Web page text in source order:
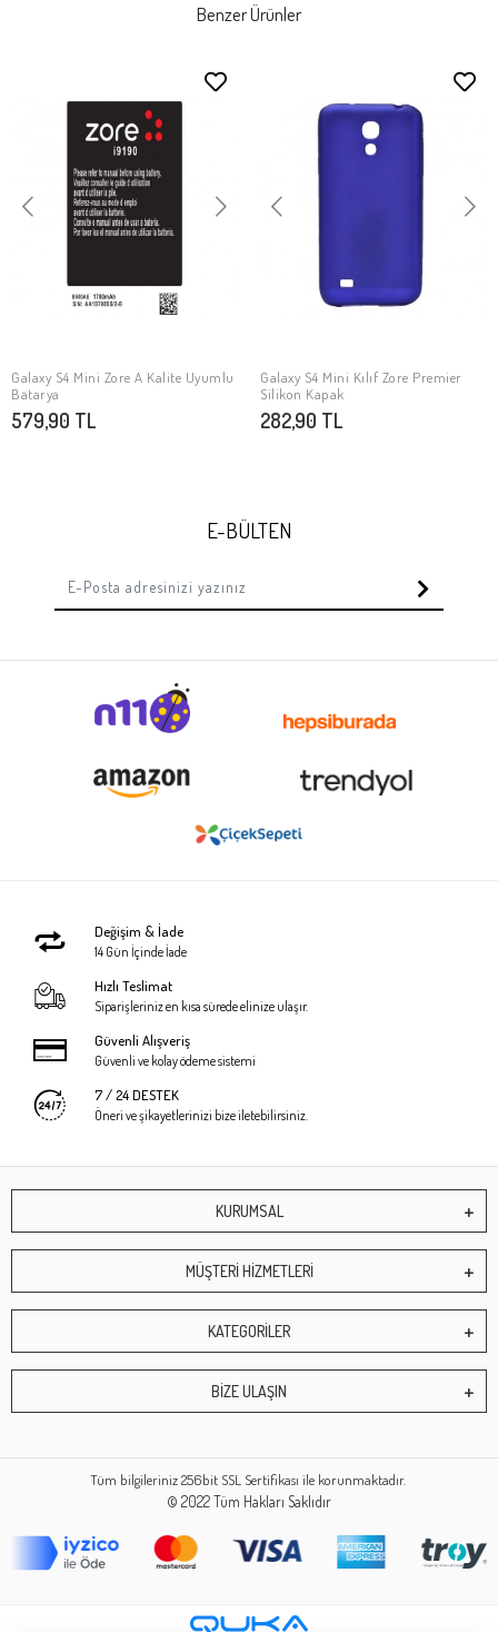
Benzer Ürünler
SEPETE EKLE
Galaxy S4 Mini Zore A Kalite Uyumlu
Batarya
579,90 TL
SEPETE EKLE
Galaxy S4 Mini Kılıf Zore Premier
Silikon Kapak
282,90 TL
E-BÜLTEN
Değişim & İade
14 Gün İçinde İade
Hızlı Teslimat
Siparişleriniz en kısa sürede elinize ulaşır.
Güvenli Alışveriş
Güvenli ve kolay ödeme sistemi
7 / 24 DESTEK
Öneri ve şikayetlerinizi bize iletebilirsiniz.
KURUMSAL
MÜŞTERİ HİZMETLERİ
KATEGORİLER
BİZE ULAŞIN
Tüm bilgileriniz 256bit SSL Sertifikası ile korunmaktadır.
© 2022Tüm Hakları Saklıdır